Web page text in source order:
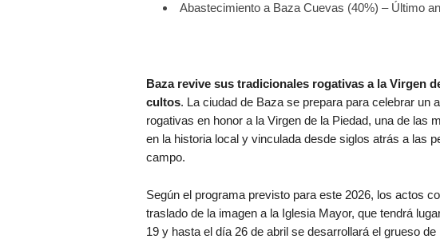
Abastecimiento a Baza Cuevas (40%) – Último
Baza revive sus tradicionales rogativas a la Virgen
cultos. La ciudad de Baza se prepara para celebrar un
rogativas en honor a la Virgen de la Piedad, una de las
en la historia local y vinculada desde siglos atrás a las
campo.
Según el programa previsto para este 2026, los actos
traslado de la imagen a la Iglesia Mayor, que tendrá
19 y hasta el día 26 de abril se desarrollará el grueso